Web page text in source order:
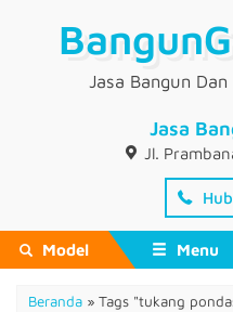
Jasa Bangun
Jasa
Jl.
Model Menu
Beranda » Tags "tukang